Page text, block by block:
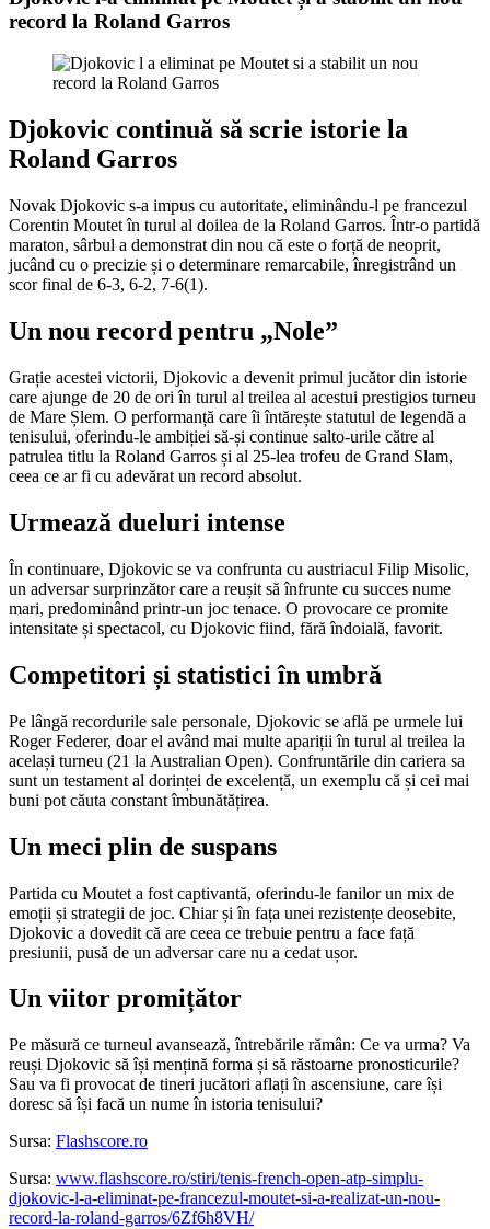
record la Roland Garros
Djokovic continuă să scrie istorie la
Roland Garros
Novak Djokovic s-a impus cu autoritate, eliminându-l pe francezul
Corentin Moutet în turul al doilea de la Roland Garros. Într-o partidă
maraton, sârbul a demonstrat din nou că este o forță de neoprit,
jucând cu o precizie și o determinare remarcabile, înregistrând un
scor final de 6-3, 6-2, 7-6(1).
Un nou record pentru „Nole”
Grație acestei victorii, Djokovic a devenit primul jucător din istorie
care ajunge de 20 de ori în turul al treilea al acestui prestigios turneu
de Mare Șlem. O performanță care îi întărește statutul de legendă a
tenisului, oferindu-le ambiției să-și continue salto-urile către al
patrulea titlu la Roland Garros și al 25-lea trofeu de Grand Slam,
ceea ce ar fi cu adevărat un record absolut.
Urmează dueluri intense
În continuare, Djokovic se va confrunta cu austriacul Filip Misolic,
un adversar surprinzător care a reușit să înfrunte cu succes nume
mari, predominând printr-un joc tenace. O provocare ce promite
intensitate și spectacol, cu Djokovic fiind, fără îndoială, favorit.
Competitori și statistici în umbră
Pe lângă recordurile sale personale, Djokovic se află pe urmele lui
Roger Federer, doar el având mai multe apariții în turul al treilea la
același turneu (21 la Australian Open). Confruntările din cariera sa
sunt un testament al dorinței de excelență, un exemplu că și cei mai
buni pot căuta constant îmbunătățirea.
Un meci plin de suspans
Partida cu Moutet a fost captivantă, oferindu-le fanilor un mix de
emoții și strategii de joc. Chiar și în fața unei rezistențe deosebite,
Djokovic a dovedit că are ceea ce trebuie pentru a face față
presiunii, pusă de un adversar care nu a cedat ușor.
Un viitor promițător
Pe măsură ce turneul avansează, întrebările rămân: Ce va urma? Va
reuși Djokovic să își mențină forma și să răstoarne pronosticurile?
Sau va fi provocat de tineri jucători aflați în ascensiune, care își
doresc să își facă un nume în istoria tenisului?
Sursa: Flashscore.ro
Sursa: www.flashscore.ro/stiri/tenis-french-open-atp-simplu-
djokovic-l-a-eliminat-pe-francezul-moutet-si-a-realizat-un-nou-
record-la-roland-garros/6Zf6h8VH/